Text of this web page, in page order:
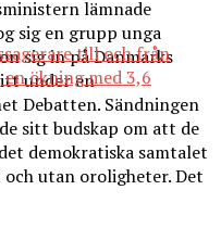
lämnade
sig en grupp unga
sig in på Danmarks
under en
Debatten. Sändningen
sitt budskap om att de
demokratiska samtalet
utan oroligheter. Det
till och från
ökning med 3,6